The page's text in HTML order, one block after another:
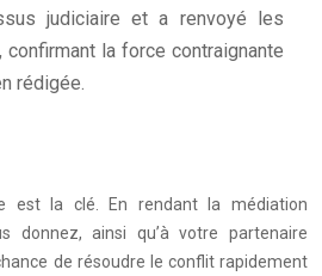
judiciaire et a renvoyé les
la force contraignante
rédigée.
est la clé. En rendant la médiation
donnez, ainsi qu’à votre partenaire
de résoudre le conflit rapidement